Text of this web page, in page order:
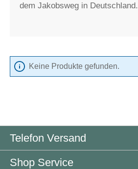
dem Jakobsweg in Deutschland.
Keine Produkte gefunden.
Telefon Versand
Shop Service